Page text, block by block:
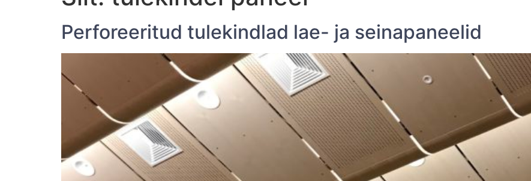
Perforeeritud tulekindlad lae- ja seinapaneelid